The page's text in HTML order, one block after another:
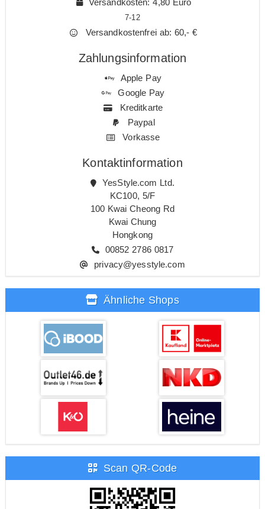
7-12
Versandkostenfrei ab: 60,- €
Zahlungsinformation
Apple Pay
Google Pay
Kreditkarte
Paypal
Vorkasse
Kontaktinformation
YesStyle.com Ltd.
KC100, 5/F
100 Kwai Cheong Rd
Kwai Chung
Hongkong
00852 2786 0817
privacy@yesstyle.com
Ähnliche Shops
Scan QR-Code